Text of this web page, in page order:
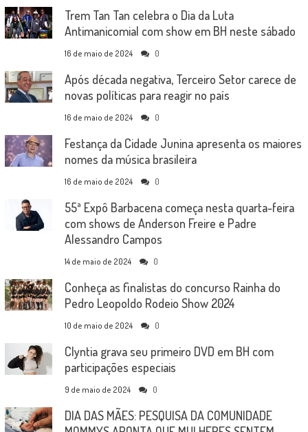
Trem Tan Tan celebra o Dia da Luta
Antimanicomial com show em BH neste sábado
16 de maio de 2024 0
Após década negativa, Terceiro Setor carece de
novas políticas para reagir no país
16 de maio de 2024 0
Festança da Cidade Junina apresenta os maiores
nomes da música brasileira
16 de maio de 2024 0
55ª Expô Barbacena começa nesta quarta-feira
com shows de Anderson Freire e Padre
Alessandro Campos
14 de maio de 2024 0
Conheça as finalistas do concurso Rainha do
Pedro Leopoldo Rodeio Show 2024
10 de maio de 2024 0
Clyntia grava seu primeiro DVD em BH com
participações especiais
9 de maio de 2024 0
DIA DAS MÃES: PESQUISA DA COMUNIDADE